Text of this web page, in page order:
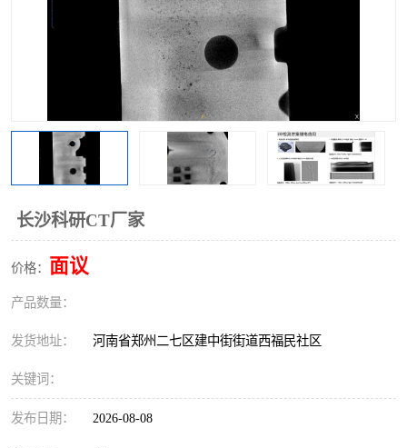
长沙科研CT厂家
价格： 面议
产品数量：
发货地址： 河南省郑州二七区建中街街道西福民社区
关键词：
发布日期： 2026-08-08